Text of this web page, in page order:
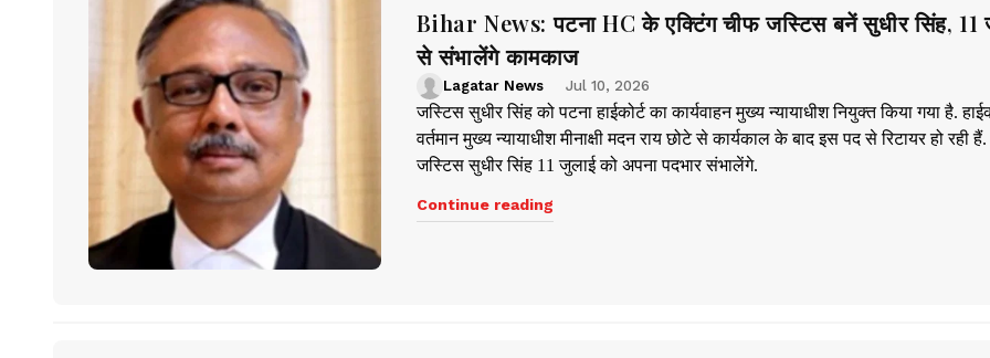
Bihar News: पटना HC के एक्टिंग चीफ जस्टिस बनें सुधीर सिंह, 11
से संभालेंगे कामकाज
Lagatar News Jul 10, 2026
जस्टिस सुधीर सिंह को पटना हाईकोर्ट का कार्यवाहन मुख्य न्यायाधीश नियुक्त किया गया है.
वर्तमान मुख्य न्यायाधीश मीनाक्षी मदन राय छोटे से कार्यकाल के बाद इस पद से रिटायर हो रही हैं.
जस्टिस सुधीर सिंह 11 जुलाई को अपना पदभार संभालेंगे.
Continue reading